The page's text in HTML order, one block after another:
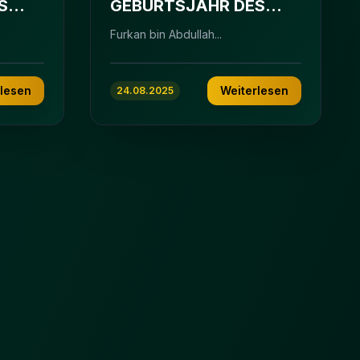
GEBURTSJAHR DES
PROPHETEN
Furkan bin Abdullah...
24.08.2025 Weiterlesen